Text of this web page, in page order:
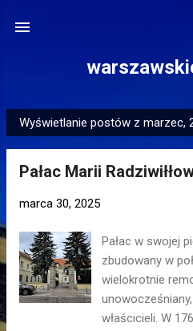
P
o
Wyświetlanie postów z marzec,
Pałac Marii
marca 30, 2025
Pałac w swojej
zbudowany w
wielokrotnie
właścicieli. W